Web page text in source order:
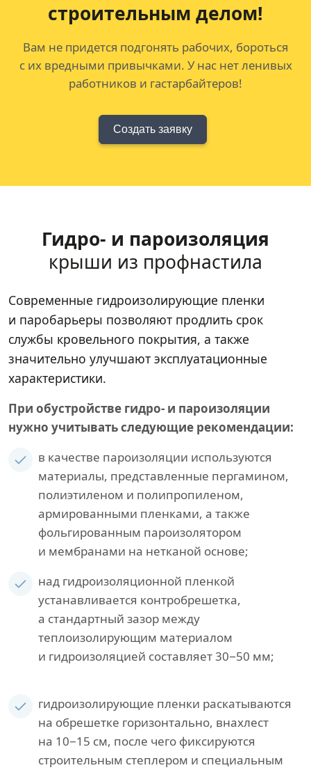
строительным делом!
Вам не придется подгонять рабочих, бороться
с их вредными привычками. У нас нет ленивых
работников и гастарбайтеров!
Создать заявку
Гидро- и пароизоляция
крыши из профнастила
Современные гидроизолирующие пленки
и паробарьеры позволяют продлить срок
службы кровельного покрытия, а также
значительно улучшают эксплуатационные
характеристики.
При обустройстве гидро- и пароизоляции
нужно учитывать следующие рекомендации:
в качестве пароизоляции используются
материалы, представленные пергамином,
полиэтиленом и полипропиленом,
армированными пленками, а также
фольгированным пароизолятором
и мембранами на нетканой основе;
над гидроизоляционной пленкой
устанавливается контробрешетка,
а стандартный зазор между
теплоизолирующим материалом
и гидроизоляцией составляет 30−50 мм;
гидроизолирующие пленки раскатываются
на обрешетке горизонтально, внахлест
на 10−15 см, после чего фиксируются
строительным степлером и специальным